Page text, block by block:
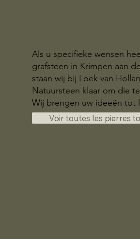
Als u specifieke wensen
grafsteen in Krimpen aan
staan wij bij Loek van
Natuursteen klaar om die
Wij brengen uw ideeën tot
Voir toutes les pierres